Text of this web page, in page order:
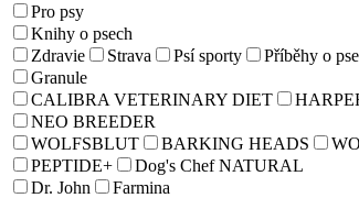
Pro psy
Knihy o psech
Zdravie
Strava Psí sporty Příběhy o
Granule
CALIBRA VETERINARY DIET
NEO BREEDER
WOLFSBLUT
BARKING HEADS
PEPTIDE+
Dog's Chef NATURAL
Dr. John
Farmina